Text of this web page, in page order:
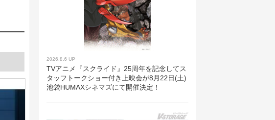
2026.8.6 UP
TVアニメ『スクライド』25周年を記念してス
タッフトークショー付き上映会が8月22日(土)
池袋HUMAXシネマズにて開催決定！